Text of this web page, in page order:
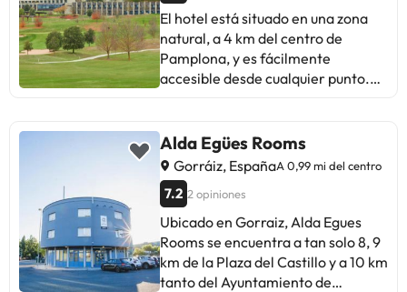
El hotel está situado en una zona
natural, a 4 km del centro de
Pamplona, y es fácilmente
accesible desde cualquier punto.
estaciones de trenes y autobuses
están situadas a 4 km y 4,5 km
respectivamente. También hay
tiendas a 1 km del complejo. Este
encantador hotel con aire
acondicionado, construido en
2008, tiene un toque personal de
delicadeza y sofisticación que
Alda Egües Rooms
Gorráiz, EspañaA 0,99 mi del centro
7.2 2 opiniones
Ubicado en Gorraiz, Alda Egues
Rooms se encuentra a tan solo 8, 9
km de la Plaza del Castillo y a 10 km
tanto del Ayuntamiento de